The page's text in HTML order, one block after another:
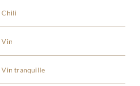
Chili
Vin
Vin tranquille